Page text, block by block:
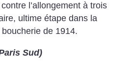
l’allongement à trois
ultime étape dans la
de 1914.
Sud)